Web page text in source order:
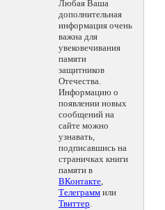
Любая Ваша
дополнительная
информация очень
важна для
увековечивания
памяти
защитников
Отечества.
Информацию о
появлении новых
сообщений на
сайте можно
узнавать,
подписавшись на
страничках книги
памяти в
ВКонтакте,
Телеграмм или
Твиттер.